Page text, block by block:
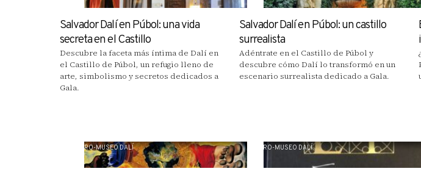
Salvador Dalí en Púbol: una vida
secreta en el Castillo
Descubre la faceta más íntima de Dalí en
el Castillo de Púbol, un refugio lleno de
arte, simbolismo y secretos dedicados a
Gala.
Salvador Dalí en Púbol: un castillo
surrealista
Adéntrate en el Castillo de Púbol y
descubre cómo Dalí lo transformó en un
escenario surrealista dedicado a Gala.
TEATRO-MUSEO DALÍ TEATRO-MUSEO DALÍ